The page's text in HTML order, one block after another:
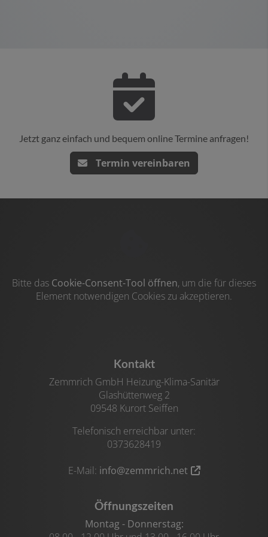
Jetzt ganz einfach und bequem online Termine anfragen!
Termin vereinbaren
Bitte das Cookie-Consent-Tool öffnen, um die für dieses
Element notwendigen Cookies zu akzeptieren.
Footer - Kontaktdaten und Öffnungszeiten
Kontakt
Zemmrich GmbH Heizung-Klima-Sanitär
Glashüttenweg 2
09548 Kurort Seiffen
Telefonisch erreichbar unter:
0373628419
E-Mail: info@zemmrich.net
Öffnungszeiten
Montag - Donnerstag: